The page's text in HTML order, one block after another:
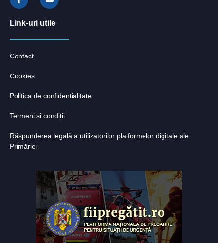
Link-uri utile
Contact
Cookies
Politica de confidentialitate
Termeni și condiții
Răspunderea legală a utilizatorilor platformelor digitale ale
Primăriei